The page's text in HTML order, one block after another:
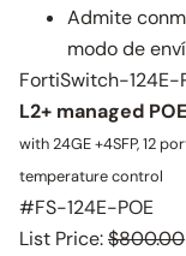
Admite
modo de
FortiSwitch-124E-
L2+ managed
with 24GE +4SFP, 12
temperature control
#FS-124E-POE
List Price:$800.00